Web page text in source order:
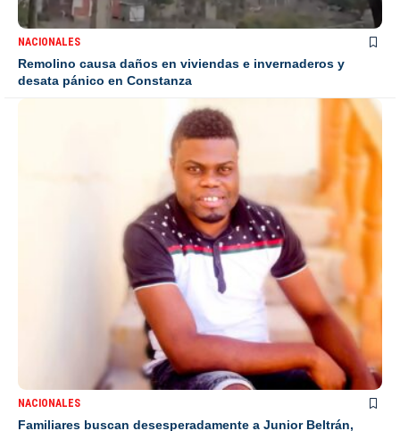
NACIONALES
Remolino causa daños en viviendas e invernaderos y
desata pánico en Constanza
NACIONALES
Familiares buscan desesperadamente a Junior Beltrán,